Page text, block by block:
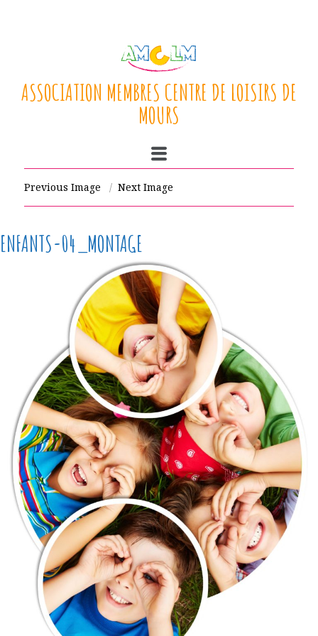
ASSOCIATION MEMBRES CENTRE DE LOISIRS DE
MOURS
Previous Image Next Image
ENFANTS-04_MONTAGE